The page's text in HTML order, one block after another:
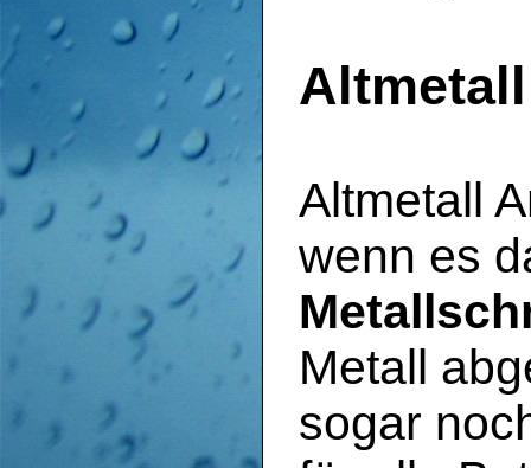
Altmetall
wenn es
Metall
sogar